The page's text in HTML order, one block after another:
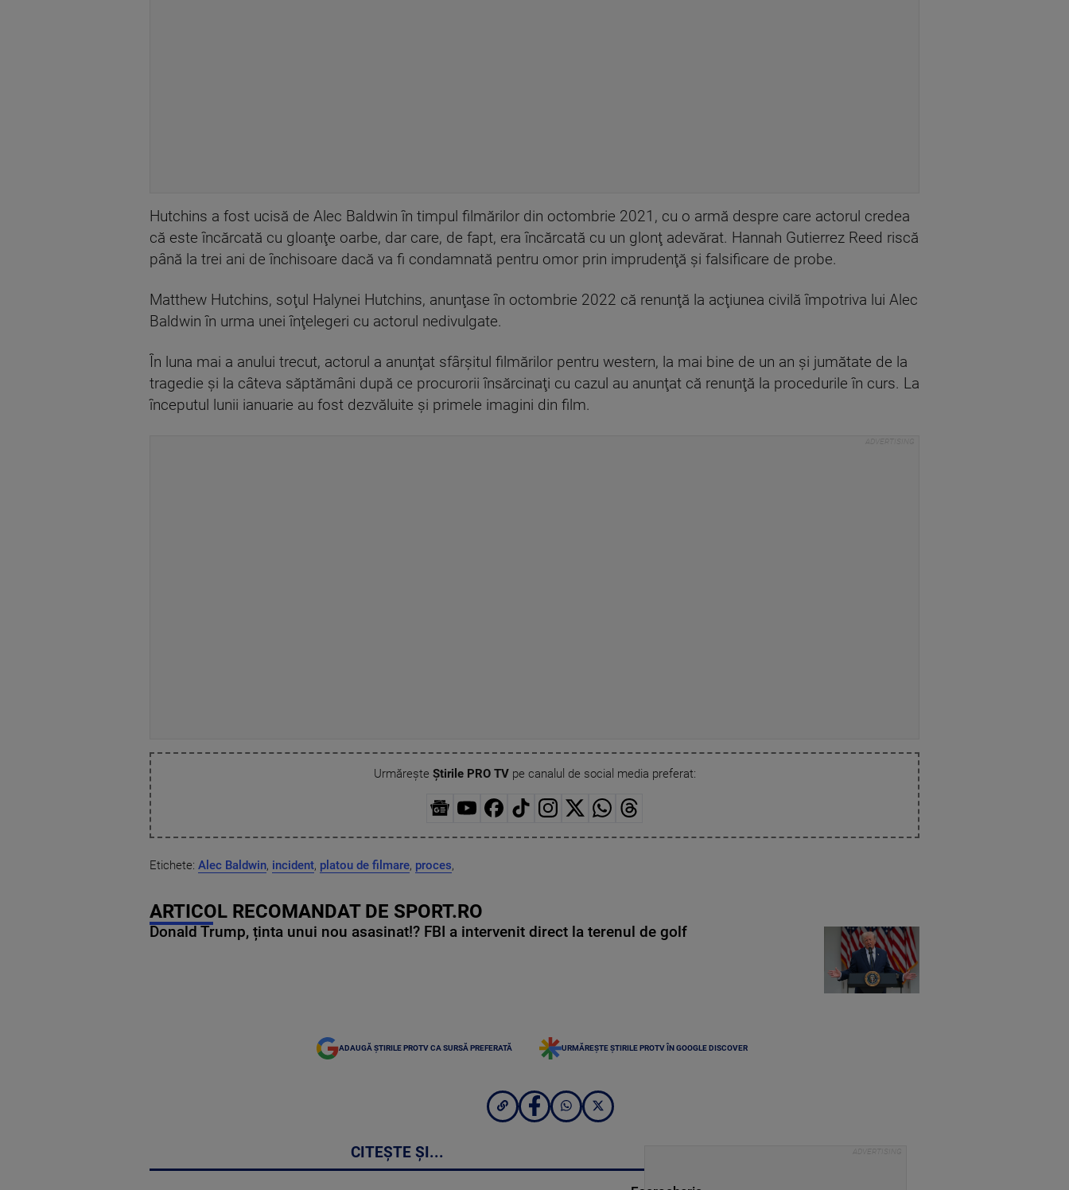
Hutchins a fost ucisă de Alec Baldwin în timpul filmărilor din octombrie 2021, cu o armă despre care actorul credea
că este încărcată cu gloanţe oarbe, dar care, de fapt, era încărcată cu un glonţ adevărat. Hannah Gutierrez Reed riscă
până la trei ani de închisoare dacă va fi condamnată pentru omor prin imprudenţă şi falsificare de probe.
Matthew Hutchins, soţul Halynei Hutchins, anunţase în octombrie 2022 că renunţă la acţiunea civilă împotriva lui Alec
Baldwin în urma unei înţelegeri cu actorul nedivulgate.
În luna mai a anului trecut, actorul a anunţat sfârşitul filmărilor pentru western, la mai bine de un an şi jumătate de la
tragedie şi la câteva săptămâni după ce procurorii însărcinaţi cu cazul au anunţat că renunţă la procedurile în curs. La
începutul lunii ianuarie au fost dezvăluite şi primele imagini din film.
Urmărește Știrile PRO TVpe canalul de social media preferat:
Etichete: Alec Baldwin, incident, platou de filmare, proces,
ARTICOL RECOMANDAT DE SPORT.RO
Donald Trump, ținta unui nou asasinat!? FBI a intervenit direct la terenul de golf
ADAUGĂ ȘTIRILE PROTV CA SURSĂ PREFERATĂ URMĂREȘTE ȘTIRILE PROTV ÎN GOOGLE DISCOVER
CITEȘTE ȘI...